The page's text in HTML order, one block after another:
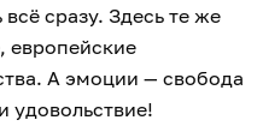
сразу. Здесь те же
европейские
А эмоции — свобода
удовольствие!